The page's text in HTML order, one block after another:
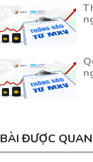
BÀI ĐƯỢC